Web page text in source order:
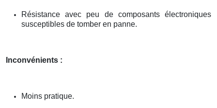
Résistance avec peu de composants électroniques
susceptibles de tomber en panne.
Inconvénients :
Moins pratique.